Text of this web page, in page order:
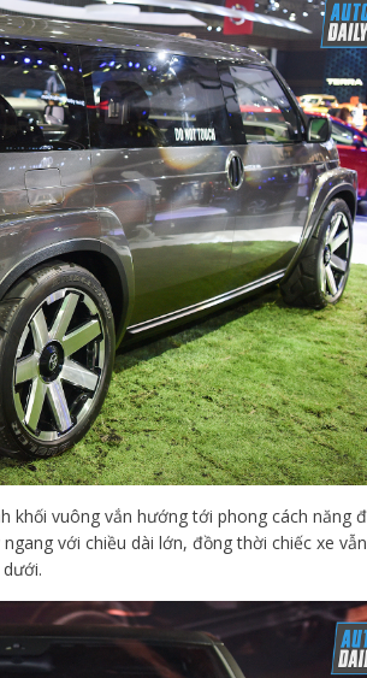
khối vuông vắn hướng tới phong cách năng
với chiều dài lớn, đồng thời chiếc xe